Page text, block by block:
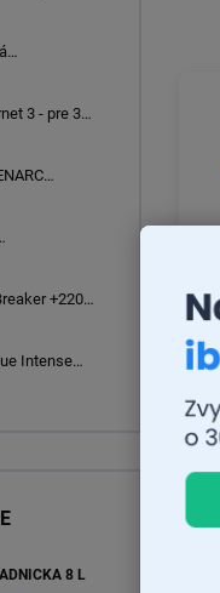
l
3 - pre 3
35W
litrov, -20C
+220%
BOX
Intense
12V
8 L